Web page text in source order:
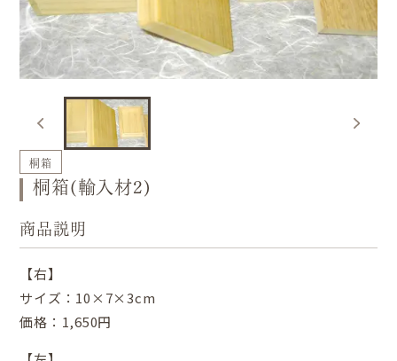
桐箱
桐箱(輸入材2)
商品説明
【右】
サイズ：10×7×3cm
価格：1,650円